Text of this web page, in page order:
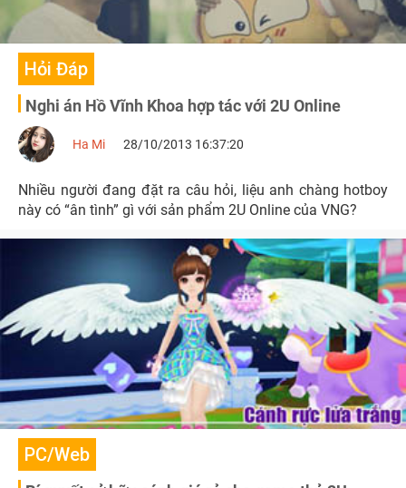
Hỏi Đáp
Nghi án Hồ Vĩnh Khoa hợp tác với 2U Online
Ha Mi 28/10/2013 16:37:20
Nhiều người đang đặt ra câu hỏi, liệu anh chàng hotboy
này có “ân tình” gì với sản phẩm 2U Online của VNG?
PC/Web